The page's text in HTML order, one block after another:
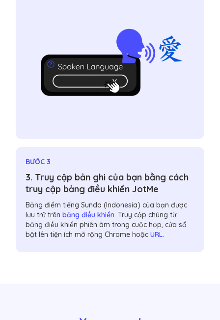
BƯỚC 3
3. Truy cập bản ghi của bạn bằng cách
truy cập bảng điều khiển JotMe
Bảng điểm tiếng Sunda (Indonesia) của bạn được
lưu trữ trênbảng điều khiển. Truy cập chúng từ
bảng điều khiển phiên âm trong cuộc họp, cửa sổ
bật lên tiện ích mở rộng Chrome hoặcURL.